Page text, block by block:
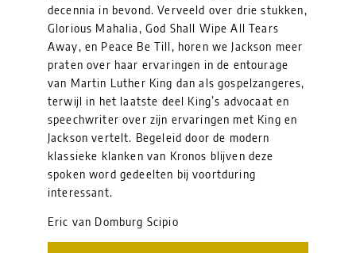
decennia in bevond. Verveeld over drie stukken,
Glorious Mahalia, God Shall Wipe All Tears
Away, en Peace Be Till, horen we Jackson meer
praten over haar ervaringen in de entourage
van Martin Luther King dan als gospelzangeres,
terwijl in het laatste deel King’s advocaat en
speechwriter over zijn ervaringen met King en
Jackson vertelt. Begeleid door de modern
klassieke klanken van Kronos blijven deze
spoken word gedeelten bij voortduring
interessant.
Eric van Domburg Scipio